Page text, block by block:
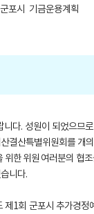
포시 기금운용계획
다. 성원이 되었으므
결산특별위원회를 개
위한 위원 여러분의 협
니다.
제1회 군포시 추가경정